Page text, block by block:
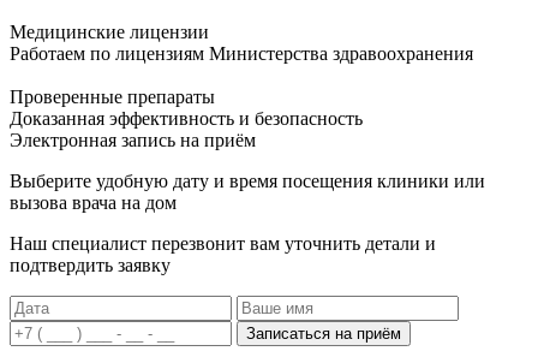
Медицинские лицензии
Работаем по лицензиям Министерства здравоохранения
Проверенные препараты
Доказанная эффективность и безопасность
Электронная запись на приём
Выберите удобную дату и время посещения клиники или
вызова врача на дом
Наш специалист перезвонит вам уточнить детали и
подтвердить заявку
Записаться на приём